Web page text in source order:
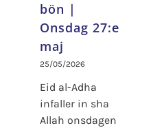
bön |
Onsdag 27:e
maj
25/05/2026
Eid al-Adha
infaller in sha
Allah onsdagen